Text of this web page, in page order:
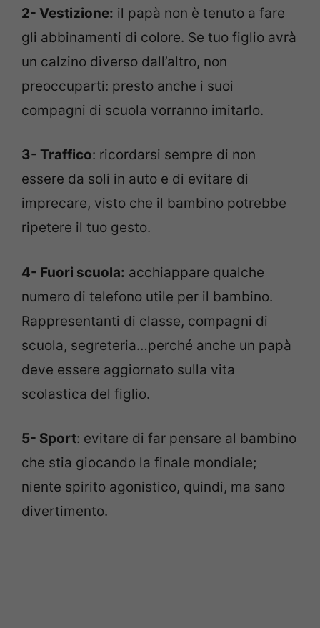
2- Vestizione: il papà non è tenuto a fare
gli abbinamenti di colore. Se tuo figlio avrà
un calzino diverso dall’altro, non
preoccuparti: presto anche i suoi
compagni di scuola vorranno imitarlo.
3- Traffico: ricordarsi sempre di non
essere da soli in auto e di evitare di
imprecare, visto che il bambino potrebbe
ripetere il tuo gesto.
4- Fuori scuola: acchiappare qualche
numero di telefono utile per il bambino.
Rappresentanti di classe, compagni di
scuola, segreteria…perché anche un papà
deve essere aggiornato sulla vita
scolastica del figlio.
5- Sport: evitare di far pensare al bambino
che stia giocando la finale mondiale;
niente spirito agonistico, quindi, ma sano
divertimento.